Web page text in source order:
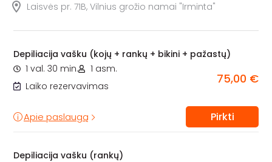
Laisvės pr. 71B, Vilnius grožio namai "Irminta"
Depiliacija vašku (kojų + rankų + bikini + pažastų)
1 val. 30 min.
1 asm.
Laiko rezervavimas
75,00 €
Apie paslaugą Pirkti
Depiliacija vašku (rankų)